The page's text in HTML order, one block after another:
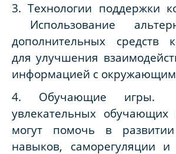
3. Технологии поддержки
Использование
дополнительных средств
для улучшения
информацией с
4. Обучающие игры.
увлекательных обучающих
могут помочь в
навыков, саморегуляции